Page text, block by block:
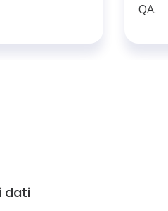
QA.
dati